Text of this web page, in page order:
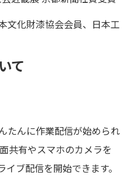
文化財漆協会会員、日本工
て
たんに作業配信が始められ
共有やスマホのカメラを
ブ配信を開始できます。